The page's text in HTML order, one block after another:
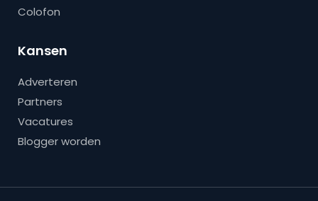
Colofon
Kansen
Adverteren
Partners
Vacatures
Blogger worden